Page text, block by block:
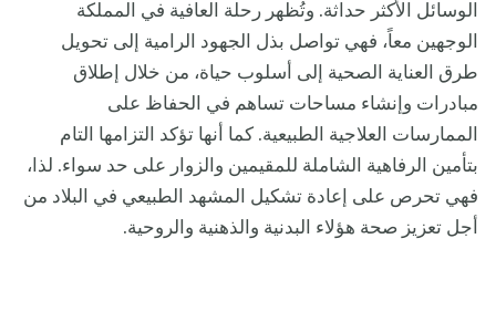
الوسائل الأكثر حداثة. وتُظهر رحلة العافية في المملكة
الوجهين معاً، فهي تواصل بذل الجهود الرامية إلى تحويل
طرق العناية الصحية إلى أسلوب حياة، من خلال إطلاق
مبادرات وإنشاء مساحات تساهم في الحفاظ على
الممارسات العلاجية الطبيعية. كما أنها تؤكد التزامها التام
بتأمين الرفاهية الشاملة للمقيمين والزوار على حد سواء. لذا،
فهي تحرص على إعادة تشكيل المشهد الطبيعي في البلاد من
أجل تعزيز صحة هؤلاء البدنية والذهنية والروحية.